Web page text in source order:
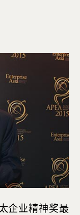
企业精神奖最